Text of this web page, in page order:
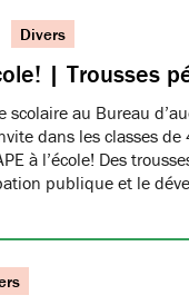
Divers
| Trousses
scolaire au Bureau
dans les classes
à l’école! Des
publique et le